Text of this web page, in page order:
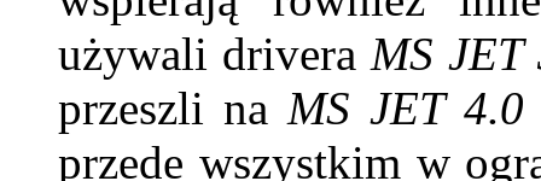
używali drivera MS JET
przeszli na MS JET 4.0
przede wszystkim w